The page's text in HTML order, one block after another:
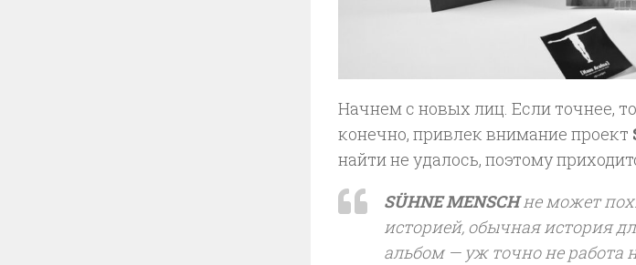
Начнем с новых лиц. Если точнее,
конечно, привлек внимание проект
найти не удалось, поэтому
SÜHNE MENSCHне может
историей, обычная история
альбом — уж точно не работа